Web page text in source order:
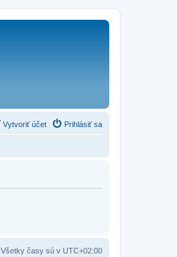
Prihlásiť sa
Vytvoriť účet
Všetky časy sú v UTC+02:00